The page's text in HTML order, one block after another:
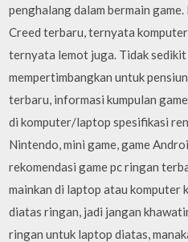
penghalang dalam bermain
Creed terbaru, ternyata
ternyata lemot juga. Tidak sedikit
mempertimbangkan untuk
terbaru, informasi kumpulan
di komputer/laptop spesifikasi
Nintendo, mini game, game
rekomendasi game pc ringan
mainkan di laptop atau komputer
diatas ringan, jadi jangan
ringan untuk laptop diatas,